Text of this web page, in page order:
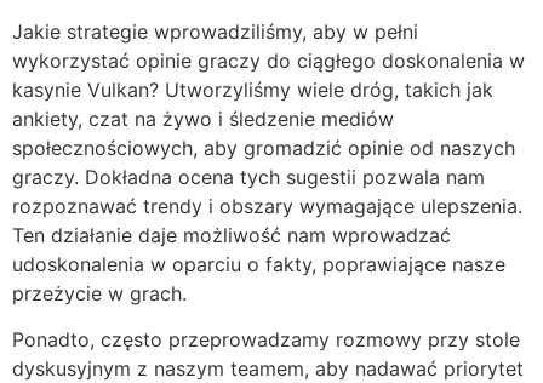
Jakie strategie wprowadziliśmy, aby w pełni
wykorzystać opinie graczy do ciągłego doskonalenia w
kasynie Vulkan? Utworzyliśmy wiele dróg, takich jak
ankiety, czat na żywo i śledzenie mediów
społecznościowych, aby gromadzić opinie od naszych
graczy. Dokładna ocena tych sugestii pozwala nam
rozpoznawać trendy i obszary wymagające ulepszenia.
Ten działanie daje możliwość nam wprowadzać
udoskonalenia w oparciu o fakty, poprawiające nasze
przeżycie w grach.
Ponadto, często przeprowadzamy rozmowy przy stole
dyskusyjnym z naszym teamem, aby nadawać priorytet